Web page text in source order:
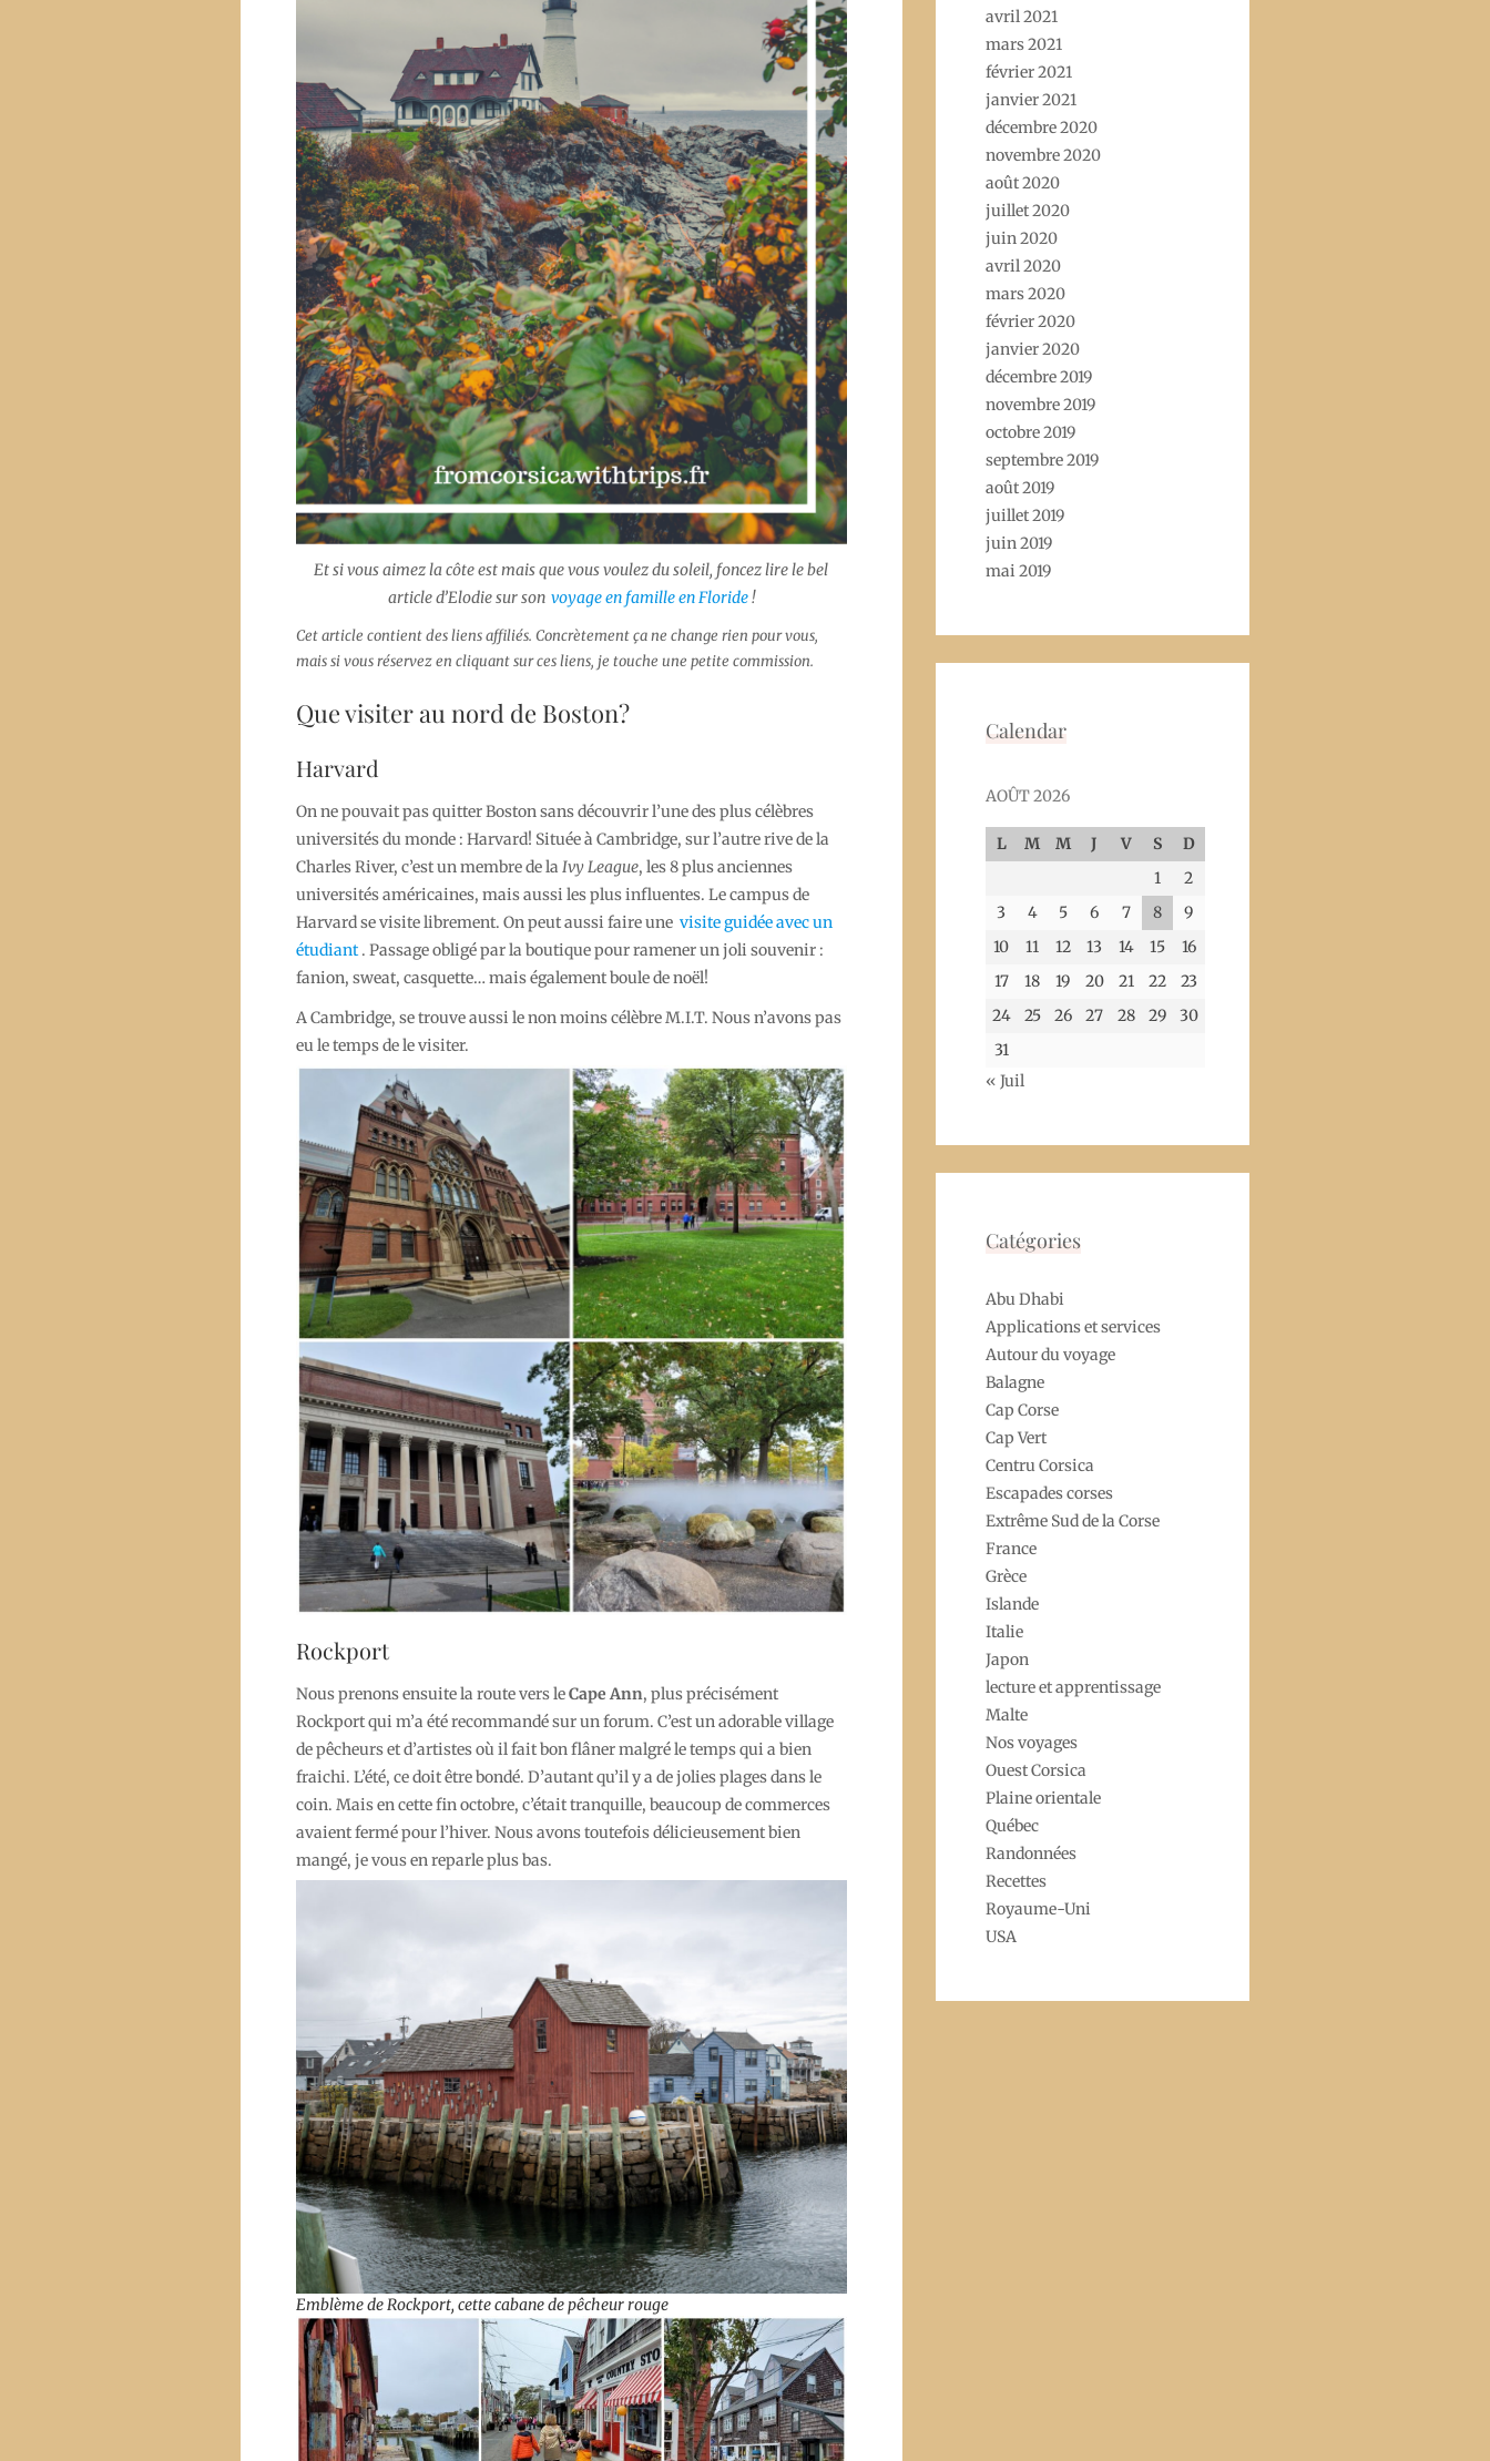
Et si vous aimez la côte est mais que vous voulez du soleil, foncez lire le bel
article d’Elodie sur son voyage en famille en Floride!
Cet article contient des liens affiliés. Concrètement ça ne change rien pour vous,
mais si vous réservez en cliquant sur ces liens, je touche une petite commission.
Que visiter au nord de Boston?
Harvard
On ne pouvait pas quitter Boston sans découvrir l’une des plus célèbres
universités du monde : Harvard! Située à Cambridge, sur l’autre rive de la
Charles River, c’est un membre de la Ivy League, les 8 plus anciennes
universités américaines, mais aussi les plus influentes. Le campus de
Harvard se visite librement. On peut aussi faire une visite guidée avec un
étudiant . Passage obligé par la boutique pour ramener un joli souvenir :
fanion, sweat, casquette… mais également boule de noël!
A Cambridge, se trouve aussi le non moins célèbre M.I.T. Nous n’avons pas
eu le temps de le visiter.
Rockport
Nous prenons ensuite la route vers leCape Ann, plus précisément
Rockport qui m’a été recommandé sur un forum. C’est un adorable village
de pêcheurs et d’artistes où il fait bon flâner malgré le temps qui a bien
fraichi. L’été, ce doit être bondé. D’autant qu’il y a de jolies plages dans le
coin. Mais en cette fin octobre, c’était tranquille, beaucoup de commerces
avaient fermé pour l’hiver. Nous avons toutefois délicieusement bien
mangé, je vous en reparle plus bas.
Emblème de Rockport, cette cabane de pêcheur rouge
avril 2021
mars 2021
février 2021
janvier 2021
décembre 2020
novembre 2020
août 2020
juillet 2020
juin 2020
avril 2020
mars 2020
février 2020
janvier 2020
décembre 2019
novembre 2019
octobre 2019
septembre 2019
août 2019
juillet 2019
juin 2019
mai 2019
Calendar
AOÛT 2026
L M M J V S
D
1
2
3
4 5 6 7 8
9
10
11 12 13 14 15
16
17
18 19 20 21 22
23
24
25 26 27 28 29
30
31
« Juil
Catégories
Abu Dhabi
Applications et services
Autour du voyage
Balagne
Cap Corse
Cap Vert
Centru Corsica
Escapades corses
Extrême Sud de la Corse
France
Grèce
Islande
Italie
Japon
lecture et apprentissage
Malte
Nos voyages
Ouest Corsica
Plaine orientale
Québec
Randonnées
Recettes
Royaume-Uni
USA